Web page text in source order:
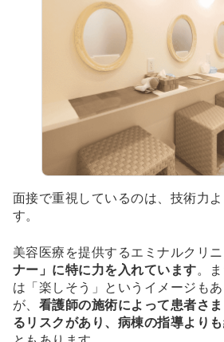
面接で重視しているのは、技術力
す。
美容医療を提供するエミナルクリニ
ナー」に特に力を入れています。
は「楽しそう」というイメージも
が、 看護師の施術によって患者さ
るリスクがあり、病棟の指導より